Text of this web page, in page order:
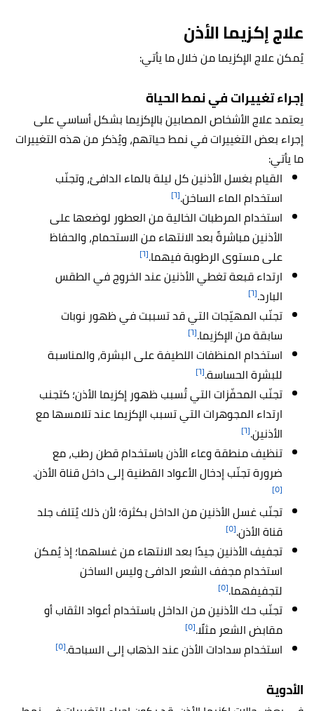
علاج إكزيما الأذن
يُمكن علاج الإكزيما من خلال ما يأتي:
إجراء تغييرات في نمط الحياة
يعتمد علاج الأشخاص المصابين بالإكزيما بشكل أساسي على
إجراء بعض التغييرات في نمط حياتهم، ويُذكر من هذه التغييرات
ما يأتي:
القيام بغسل الأذنين كل ليلة بالماء الدافئ، وتجنّب
استخدام الماء الساخن.[٦]
استخدام المرطبات الخالية من العطور لوضعها على
الأذنين مباشرةً بعد الانتهاء من الاستحمام، والحفاظ
على مستوى الرطوبة فيهما.[٦]
ارتداء قبعة تغطي الأذنين عند الخروج في الطقس
البارد.[٦]
تجنّب المهيّجات التي قد تسببت في ظهور نوبات
سابقة من الإكزيما.[٦]
استخدام المنظفات اللطيفة على البشرة، والمناسبة
للبشرة الحساسة.[٦]
تجنّب المحفّزات التي تُسبب ظهور إكزيما الأذن؛ كتجنب
ارتداء المجوهرات التي تسبب الإكزيما عند تلامسها مع
الأذنين.[٦]
تنظيف منطقة وعاء الأذن باستخدام قطن رطب، مع
ضرورة تجنّب إدخال الأعواد القطنية إلى داخل قناة الأذن.
[٥]
تجنّب غسل الأذنين من الداخل بكثرة؛ لأن ذلك يُتلف جلد
قناة الأذن.[٥]
تجفيف الأذنين جيدًا بعد الانتهاء من غسلهما؛ إذ يُمكن
استخدام مجفف الشعر الدافئ وليس الساخن
لتجفيفهما.[٥]
تجنّب حك الأذنين من الداخل باستخدام أعواد الثقاب أو
مقابض الشعر مثلًا.[٥]
استخدام سدادات الأذن عند الذهاب إلى السباحة.[٥]
الأدوية